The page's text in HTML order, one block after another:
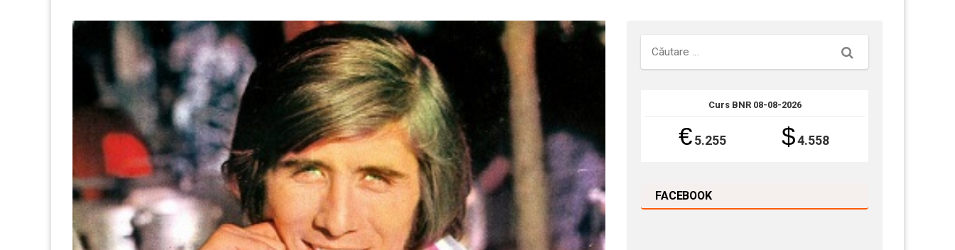
Căutare
Curs BNR 08-08-2026
€ 5.255 $4.558
FACEBOOK